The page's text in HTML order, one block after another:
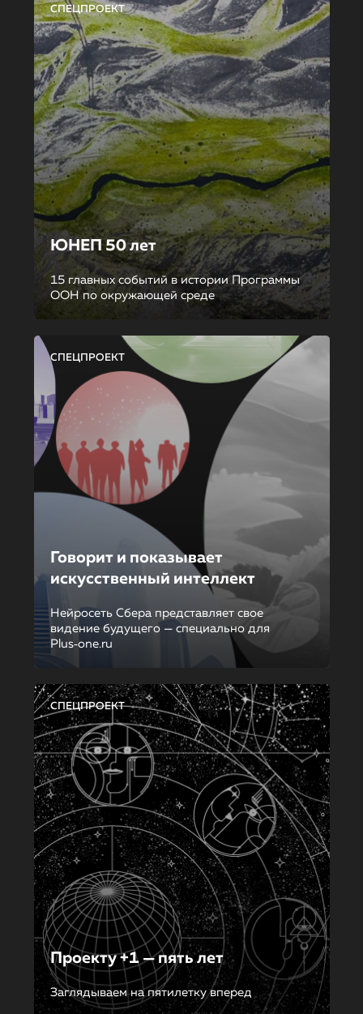
СПЕЦПРОЕКТ
ЮНЕП 50 лет
15 главных событий в истории Программы
ООН по окружающей среде
СПЕЦПРОЕКТ
Говорит и показывает
искусственный интеллект
Нейросеть Сбера представляет свое
видение будущего — специально для
Plus‑one.ru
СПЕЦПРОЕКТ
Проекту +1 — пять лет
Заглядываем на пятилетку вперед